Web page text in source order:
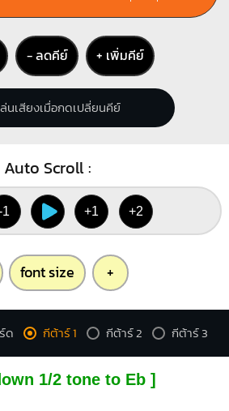
− ลดคีย์ + เพิ่มคีย์
ล่นเสียงเมื่อกดเปลี่ยนคีย์
Auto Scroll :
1 +1 +2
font size +
ด กีต้าร์ 1 กีต้าร์ 2 กีต้าร์ 3
1/2 tone to Eb ]